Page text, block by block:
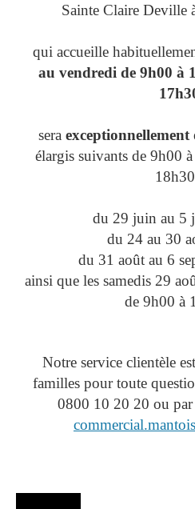
Sainte Claire Deville
qui accueille
au vendredi de 9h00 à
sera exceptionnellement
élargis suivants de 9h00
du 29 juin au 5
du 24 au 30
du 31 août au 6
ainsi que les samedis 29
de 9h00 à
Notre service clientèle
familles pour toute
0800 10 20 20 ou par